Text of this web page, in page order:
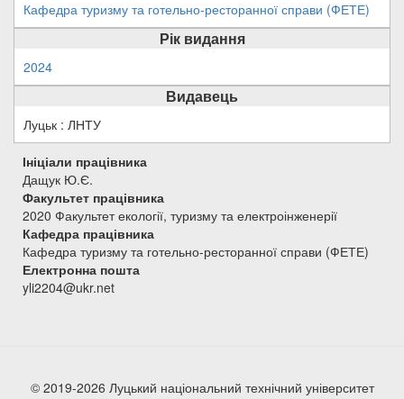
Кафедра туризму та готельно-ресторанної справи (ФЕТЕ)
Рік видання
2024
Видавець
Луцьк : ЛНТУ
Ініціали працівника
Дащук Ю.Є.
Факультет працівника
2020 Факультет екології, туризму та електроінженерії
Кафедра працівника
Кафедра туризму та готельно-ресторанної справи (ФЕТЕ)
Електронна пошта
yli2204@ukr.net
© 2019-2026 Луцький національний технічний університет